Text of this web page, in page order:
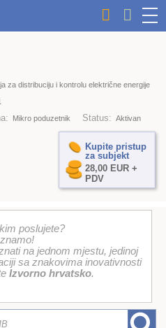
za distribuciju i kontrolu električne energije
Mikro poduzetnik Status: Aktivan
Kupite pristup
za subjekt
28,00 EUR +
PDV
poslujete?
na jednom mjestu, jedinoj
sa znakovima inovativnosti
Izvorno hrvatsko.